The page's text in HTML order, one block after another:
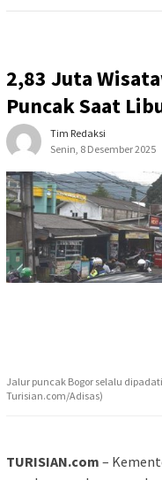
2,83 Juta
Puncak Saat
Tim Redaksi
Senin, 8 Desember 2025
Jalur puncak Bogor selalu
Turisian.com/Adisas)
TURISIAN.com –